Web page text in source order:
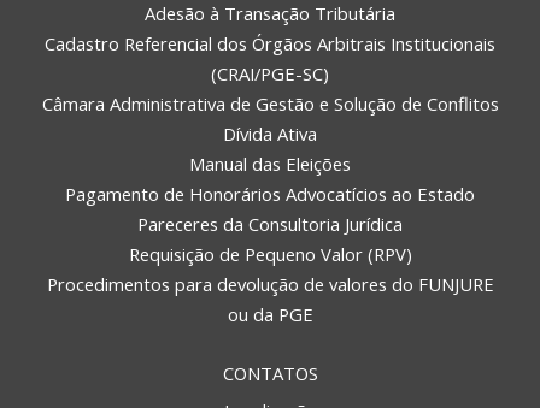
Adesão à Transação Tributária
Cadastro Referencial dos Órgãos Arbitrais Institucionais
(CRAI/PGE-SC)
Câmara Administrativa de Gestão e Solução de Conflitos
Dívida Ativa
Manual das Eleições
Pagamento de Honorários Advocatícios ao Estado
Pareceres da Consultoria Jurídica
Requisição de Pequeno Valor (RPV)
Procedimentos para devolução de valores do FUNJURE
ou da PGE
CONTATOS